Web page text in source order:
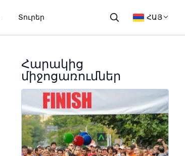
Տուրեր ՀԱՅ
Հարակից
միջոցառումներ